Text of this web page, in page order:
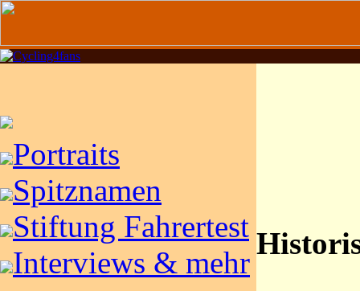
Portraits
Spitznamen
Stiftung Fahrertest
Interviews & mehr